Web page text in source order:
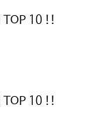
TOP 10 !!
TOP 10 !!